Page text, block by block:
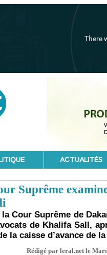
ACTUALITÉS
Suprême
Cour Suprême de
de Khalifa Sall,
la caisse d’avance de
Rédigé par leral.net le